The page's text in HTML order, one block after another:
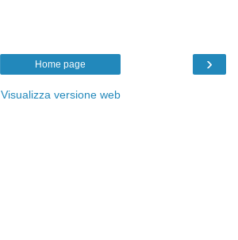
›
Home page
Visualizza versione web